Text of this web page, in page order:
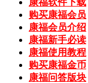
购买康福会员
康福会员介绍
康福新手必读
康福使用教程
购买康福金币
康福问答版块